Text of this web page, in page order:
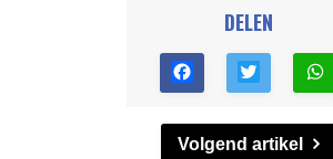
DELEN
Volgend artikel